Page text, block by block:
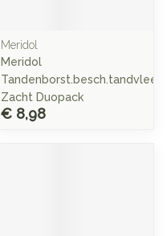
Meridol
Meridol
Tandenborst.besch.tandvlees
Zacht Duopack
€ 8,98